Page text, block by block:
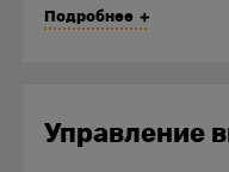
Подробнее
Управление